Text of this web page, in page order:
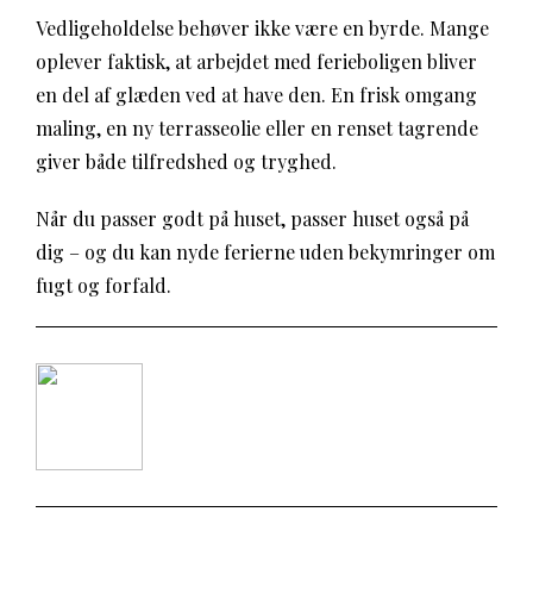
Vedligeholdelse behøver ikke være en byrde. Mange
oplever faktisk, at arbejdet med ferieboligen bliver
en del af glæden ved at have den. En frisk omgang
maling, en ny terrasseolie eller en renset tagrende
giver både tilfredshed og tryghed.
Når du passer godt på huset, passer huset også på
dig – og du kan nyde ferierne uden bekymringer om
fugt og forfald.